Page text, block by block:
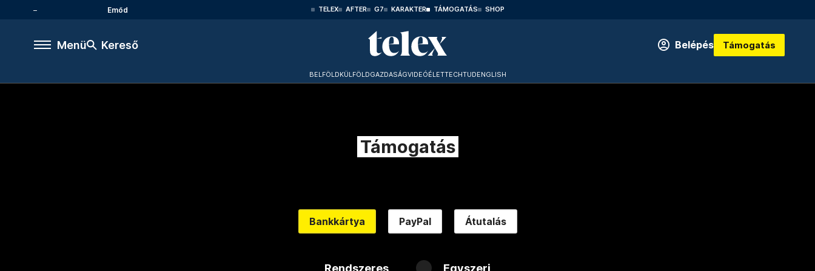
Emőd TELEX AFTER G7 KARAKTER TÁMOGATÁS SHOP
Menü Kereső Belépés Támogatás
BELFÖLDKÜLFÖLDGAZDASÁGVIDEÓÉLETTECHTUDENGLISH
Támogatás
Bankkártya PayPal Átutalás
Rendszeres Egyszeri